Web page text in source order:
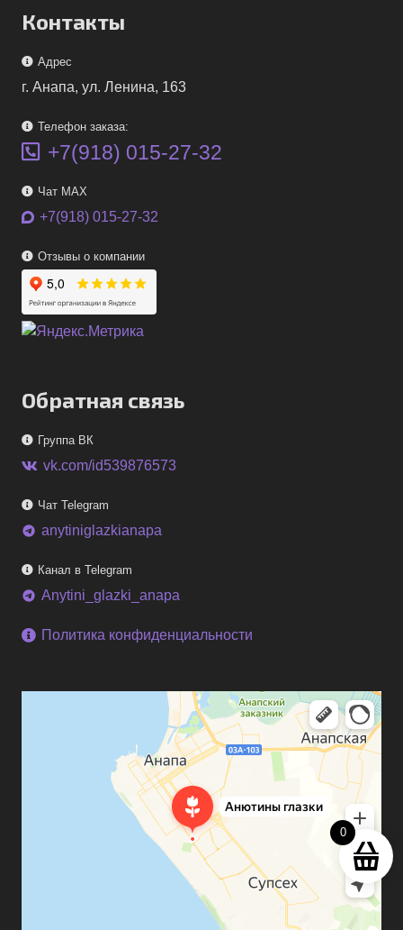
0
Контакты
Адрес
г. Анапа, ул. Ленина, 163
Телефон заказа:
+7(918) 015-27-32
Чат MAX
+7(918) 015-27-32
Отзывы о компании
Обратная связь
Группа ВК
vk.com/id539876573
Чат Telegram
telegram anytiniglazkianapa
Канал в Telegram
telegram Anytini_glazki_anapa
Политика конфиденциальности